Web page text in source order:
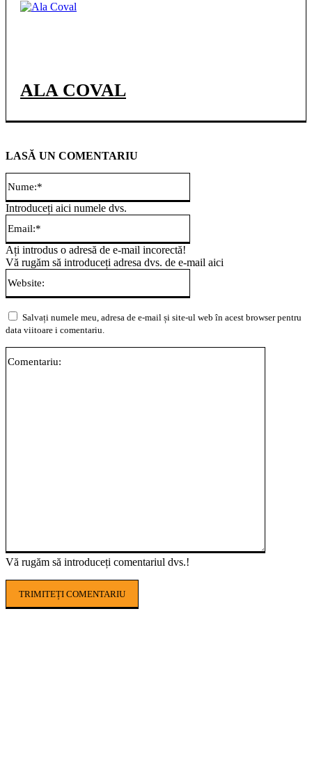
ALA COVAL
LASĂ UN COMENTARIU
Vă rugăm să introduceți comentariul dvs.!
Introduceți aici numele dvs.
Ați introdus o adresă de e-mail incorectă!
Vă rugăm să introduceți adresa dvs. de e-mail aici
Salvați numele meu, adresa de e-mail și site-ul web în acest browser pentru
data viitoare i comentariu.